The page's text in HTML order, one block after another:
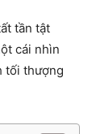
tần tật
cái nhìn
tối thượng